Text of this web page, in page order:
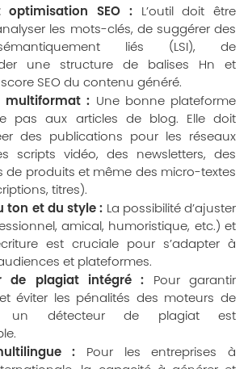
optimisation SEO :L’outil doit être
les mots-clés, de suggérer des
liés (LSI), de
une structure de balises Hn et
SEO du contenu généré.
multiformat : Une bonne plateforme
pas aux articles de blog. Elle doit
des publications pour les réseaux
scripts vidéo, des newsletters, des
de produits et même des micro-textes
titres).
ton et du style : La possibilité d’ajuster
amical, humoristique, etc.) et
est cruciale pour s’adapter à
et plateformes.
de plagiat intégré : Pour garantir
et éviter les pénalités des moteurs de
un détecteur de plagiat est
: Pour les entreprises à